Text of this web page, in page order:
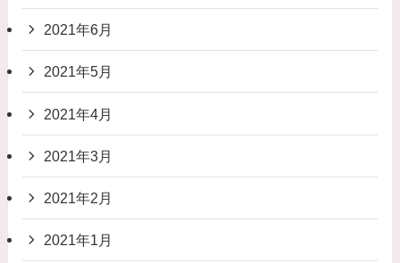
2021年6月
2021年5月
2021年4月
2021年3月
2021年2月
2021年1月